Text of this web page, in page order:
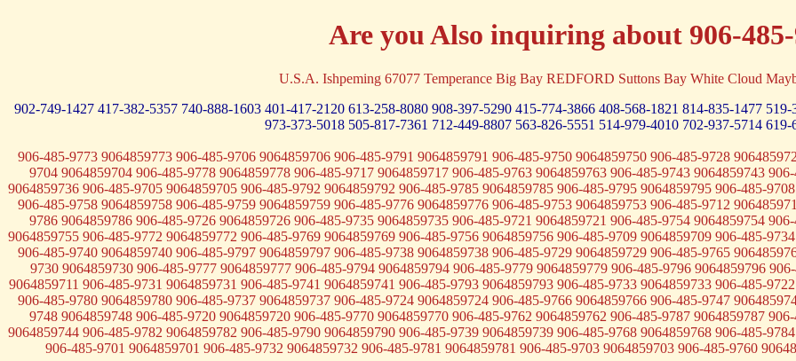
Are you Also inquiring about 906-
U.S.A. Ishpeming 67077 Temperance Big Bay REDFORD Suttons Bay White Cloud
902-749-1427 417-382-5357 740-888-1603 401-417-2120 613-258-8080 908-397-5290 415-774-3866 408-568-1821 814-835-1477
973-373-5018 505-817-7361 712-449-8807 563-826-5551 514-979-4010 702-937-5714 619-
906-485-9773 9064859773 906-485-9706 9064859706 906-485-9791 9064859791 906-485-9750 9064859750 906-485-9728
9704 9064859704 906-485-9778 9064859778 906-485-9717 9064859717 906-485-9763 9064859763 906-485-9743 9064859743
9064859736 906-485-9705 9064859705 906-485-9792 9064859792 906-485-9785 9064859785 906-485-9795 9064859795 906-485-
906-485-9758 9064859758 906-485-9759 9064859759 906-485-9776 9064859776 906-485-9753 9064859753 906-485-9712
9786 9064859786 906-485-9726 9064859726 906-485-9735 9064859735 906-485-9721 9064859721 906-485-9754 9064859754
9064859755 906-485-9772 9064859772 906-485-9769 9064859769 906-485-9756 9064859756 906-485-9709 9064859709 906-485-
906-485-9740 9064859740 906-485-9797 9064859797 906-485-9738 9064859738 906-485-9729 9064859729 906-485-9765
9730 9064859730 906-485-9777 9064859777 906-485-9794 9064859794 906-485-9779 9064859779 906-485-9796 9064859796
9064859711 906-485-9731 9064859731 906-485-9741 9064859741 906-485-9793 9064859793 906-485-9733 9064859733 906-485-
906-485-9780 9064859780 906-485-9737 9064859737 906-485-9724 9064859724 906-485-9766 9064859766 906-485-9747
9748 9064859748 906-485-9720 9064859720 906-485-9770 9064859770 906-485-9762 9064859762 906-485-9787 9064859787
9064859744 906-485-9782 9064859782 906-485-9790 9064859790 906-485-9739 9064859739 906-485-9768 9064859768 906-485-
906-485-9701 9064859701 906-485-9732 9064859732 906-485-9781 9064859781 906-485-9703 9064859703 906-485-9760